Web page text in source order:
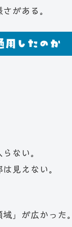
がある。
用したのか
ない。
見えない。
」が広かった。